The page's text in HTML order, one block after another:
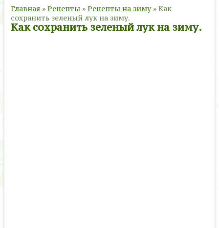
Главная » Рецепты » Рецепты на зиму » Как
сохранить зеленый лук на зиму.
Как сохранить зеленый лук на зиму.